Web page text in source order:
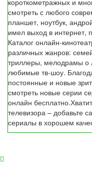
короткометражных и
смотреть с любого
планшет, ноутбук,
имел выход в
Каталог онлайн-
различных жанров:
триллеры, мелодрамы о
любимые тв-шоу.
постоянные и новые
смотреть новые серии
онлайн
телевизора – добавьте
сериалы в хорошем